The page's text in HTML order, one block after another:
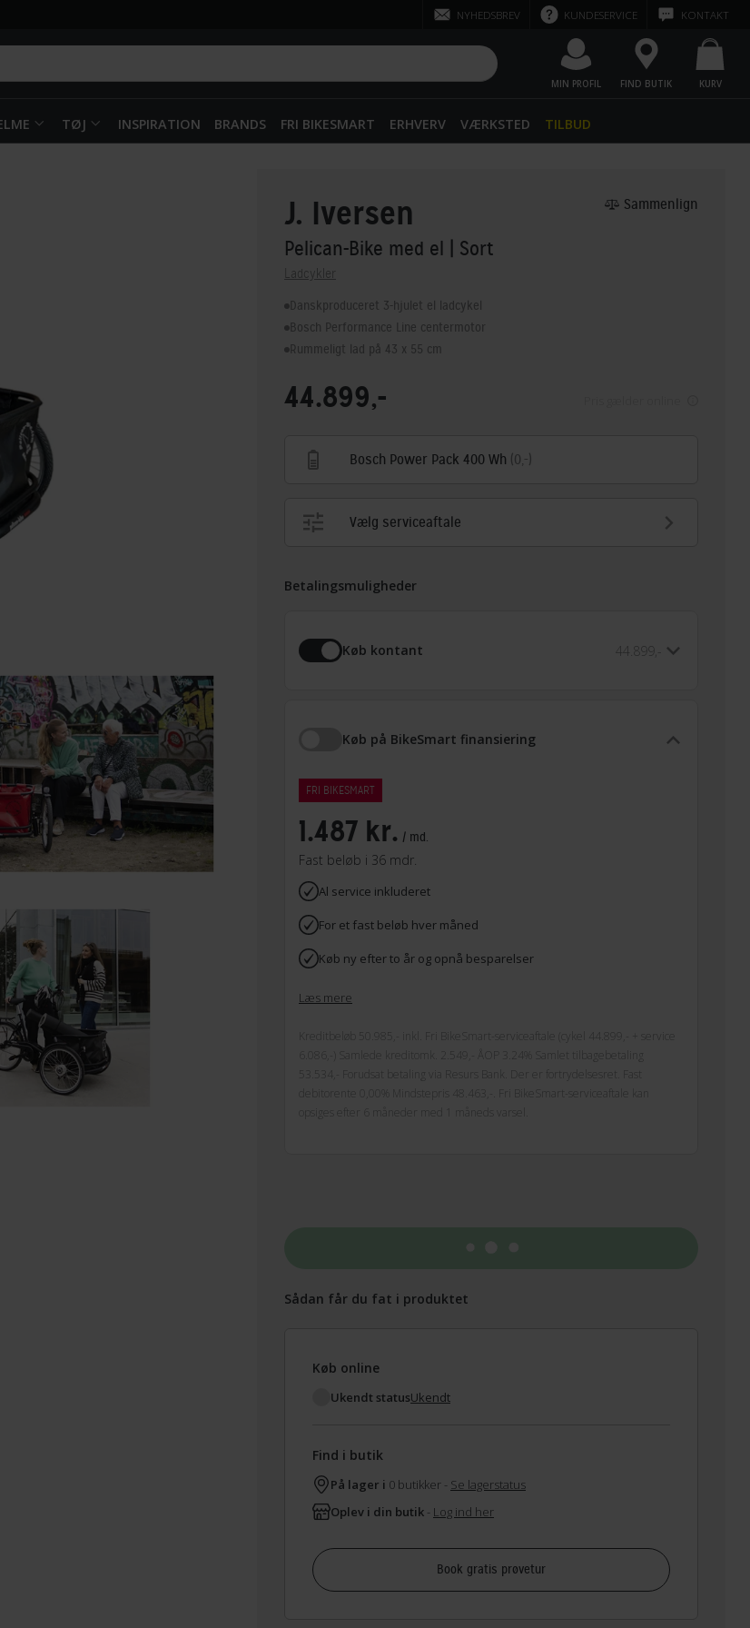
NYHEDSBREV KUNDESERVICE KONTAKT
MIN PROFIL FIND BUTIK KURV
TØJ INSPIRATION BRANDS FRI BIKESMART ERHVERV VÆRKSTED TILBUD
J. Iversen
Pelican-Bike med el | Sort
Ladcykler
Danskproduceret 3-hjulet el ladcykel
Bosch Performance Line centermotor
Rummeligt lad på 43 x 55 cm
Sammenlign
44.899,-
Bosch Power Pack 400 Wh (0,-)
Vælg serviceaftale
Betalingsmuligheder
Køb kontant 44.899,-
Køb på BikeSmart finansiering
FRI BIKESMART
1.487 kr. / md.
Fast beløb i 36 mdr.
Al service inkluderet
For et fast beløb hver måned
Køb ny efter to år og opnå besparelser
Læs mere
Kreditbeløb 50.985,- inkl. Fri BikeSmart-serviceaftale (cykel 44.899,- + service
6.086,-) Samlede kreditomk. 2.549,- ÅOP 3.24% Samlet tilbagebetaling
53.534,- Forudsat betaling via Resurs Bank. Der er fortrydelsesret. Fast
debitorente 0,00% Mindstepris 48.463,-. Fri BikeSmart-serviceaftale kan
opsiges efter 6 måneder med 1 måneds varsel.
Sådan får du fat i produktet
Køb online
Ukendt statusUkendt
Find i butik
På lager i 0 butikker - Se lagerstatus
Oplev i din butik - Log ind her
Book gratis prøvetur